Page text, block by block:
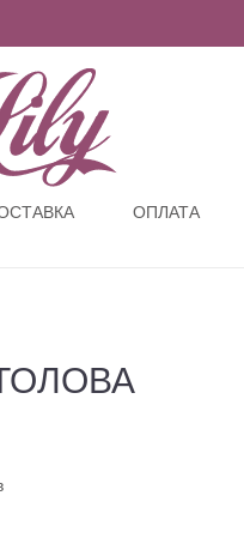
ОПЛАТА